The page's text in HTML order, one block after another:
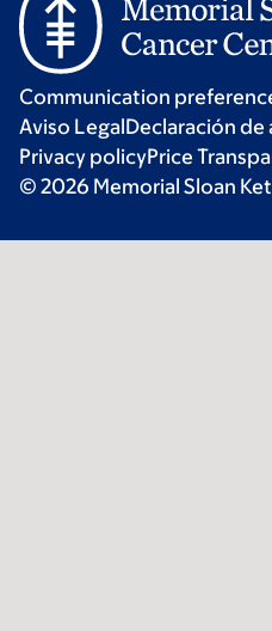
Communication
Aviso LegalDeclaración de
Privacy policyPrice
© 2026 Memorial Sloan